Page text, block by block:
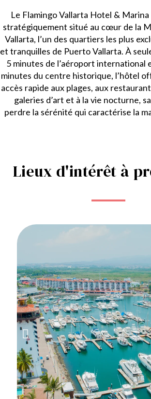
Le Flamingo Vallarta Hotel & Marina
stratégiquement situé au cœur de la
Vallarta, l’un des quartiers les plus
et tranquilles de Puerto Vallarta. À
5 minutes de l’aéroport international
minutes du centre historique, l’hôtel
accès rapide aux plages, aux
galeries d’art et à la vie nocturne,
perdre la sérénité qui caractérise la
Lieux d'intérêt à